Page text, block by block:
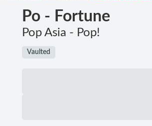
Po - Fortune
Pop Asia - Pop!
Vaulted